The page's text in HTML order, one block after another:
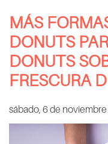
MÁS
DONUTS
DONUTS
FRESCURA
sábado, 6 de